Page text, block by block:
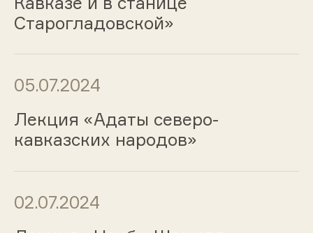
Старогладовской»
05.07.2024
Лекция «Адаты северо-
кавказских народов»
02.07.2024